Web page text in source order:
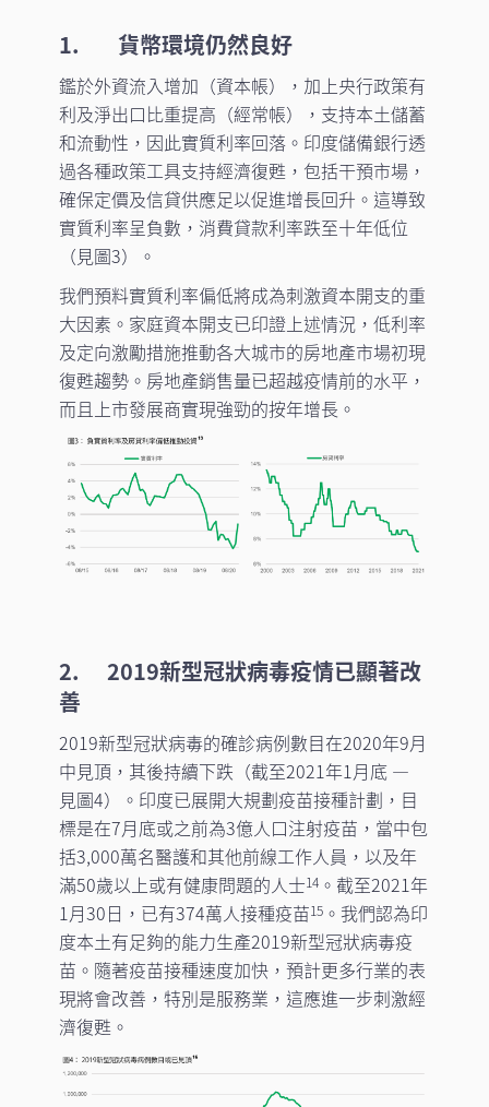
1. 貨幣環境仍然良好
鑑於外資流入增加（資本帳），加上央行政策有
利及淨出口比重提高（經常帳），支持本土儲蓄
和流動性，因此實質利率回落。印度儲備銀行透
過各種政策工具支持經濟復甦，包括干預市場，
確保定價及信貸供應足以促進增長回升。這導致
實質利率呈負數，消費貸款利率跌至十年低位
（見圖3）。
我們預料實質利率偏低將成為刺激資本開支的重
大因素。家庭資本開支已印證上述情況，低利率
及定向激勵措施推動各大城市的房地產市場初現
復甦趨勢。房地產銷售量已超越疫情前的水平，
而且上市發展商實現強勁的按年增長。
2. 2019新型冠狀病毒疫情已顯著改
善
2019新型冠狀病毒的確診病例數目在2020年9月
中見頂，其後持續下跌（截至2021年1月底 —
見圖4）。印度已展開大規劃疫苗接種計劃，目
標是在7月底或之前為3億人口注射疫苗，當中包
括3,000萬名醫護和其他前線工作人員，以及年
滿50歲以上或有健康問題的人士14。截至2021年
1月30日，已有374萬人接種疫苗15。我們認為印
度本土有足夠的能力生產2019新型冠狀病毒疫
苗。隨著疫苗接種速度加快，預計更多行業的表
現將會改善，特別是服務業，這應進一步刺激經
濟復甦。